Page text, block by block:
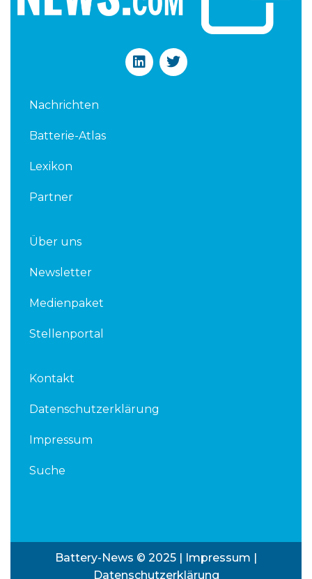
L
i
T
w
Nachrichten
Batterie-Atlas
Lexikon
Partner
Über uns
Newsletter
Medienpaket
Stellenportal
Kontakt
Datenschutzerklärung
Impressum
Suche
Battery-News © 2025 | Impressum
Datenschutzerklärung